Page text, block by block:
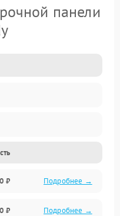
панели
₽ Подробнее →
₽ Подробнее →